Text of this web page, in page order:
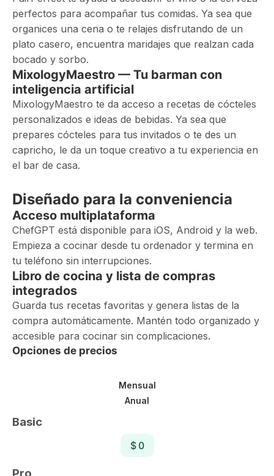
perfectos para acompañar tus comidas. Ya sea que
organices una cena o te relajes disfrutando de un
plato casero, encuentra maridajes que realzan cada
bocado y sorbo.
MixologyMaestro — Tu barman con
inteligencia artificial
MixologyMaestro te da acceso a recetas de cócteles
personalizados e ideas de bebidas. Ya sea que
prepares cócteles para tus invitados o te des un
capricho, le da un toque creativo a tu experiencia en
el bar de casa.
Diseñado para la conveniencia
Acceso multiplataforma
ChefGPT está disponible para iOS, Android y la web.
Empieza a cocinar desde tu ordenador y termina en
tu teléfono sin interrupciones.
Libro de cocina y lista de compras
integrados
Guarda tus recetas favoritas y genera listas de la
compra automáticamente. Mantén todo organizado y
accesible para cocinar sin complicaciones.
Opciones de precios
Mensual
Anual
Basic
$ 0
Pro